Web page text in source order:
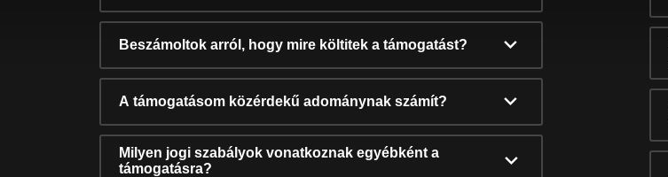
Beszámoltok arról, hogy mire költitek a támogatást?
A támogatásom közérdekű adománynak számít?
Milyen jogi szabályok vonatkoznak egyébként a
támogatásra?